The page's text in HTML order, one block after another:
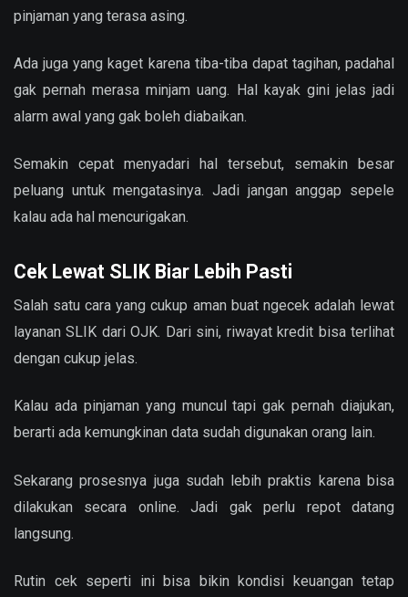
pinjaman yang terasa asing.
Ada juga yang kaget karena tiba-tiba dapat tagihan, padahal
gak pernah merasa minjam uang. Hal kayak gini jelas jadi
alarm awal yang gak boleh diabaikan.
Semakin cepat menyadari hal tersebut, semakin besar
peluang untuk mengatasinya. Jadi jangan anggap sepele
kalau ada hal mencurigakan.
Cek Lewat SLIK Biar Lebih Pasti
Salah satu cara yang cukup aman buat ngecek adalah lewat
layanan SLIK dari OJK. Dari sini, riwayat kredit bisa terlihat
dengan cukup jelas.
Kalau ada pinjaman yang muncul tapi gak pernah diajukan,
berarti ada kemungkinan data sudah digunakan orang lain.
Sekarang prosesnya juga sudah lebih praktis karena bisa
dilakukan secara online. Jadi gak perlu repot datang
langsung.
Rutin cek seperti ini bisa bikin kondisi keuangan tetap